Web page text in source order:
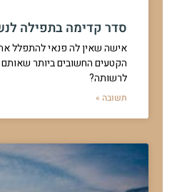
אדם שכח להזכיר את מאורע היום
יחזור לתקן
להמשך לחצו כאן >>